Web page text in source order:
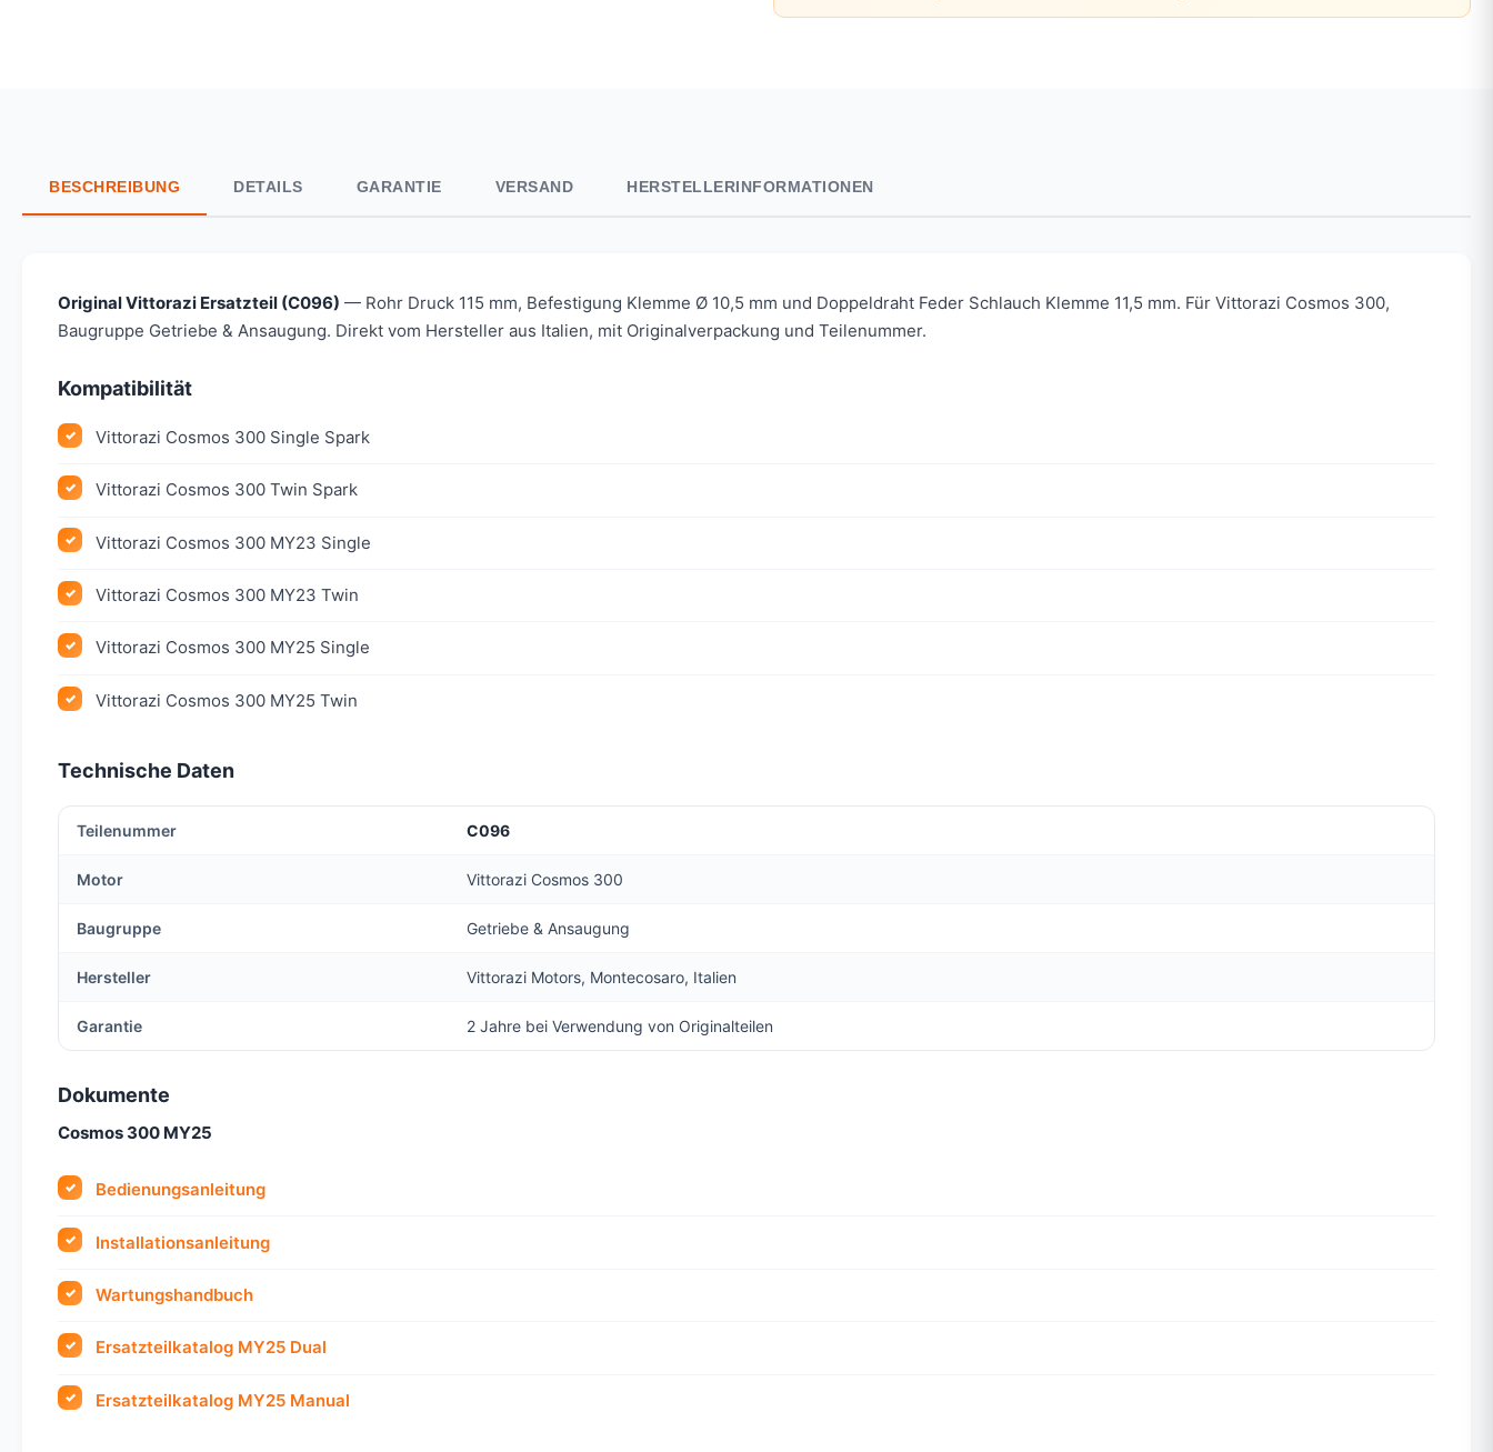
BESCHREIBUNG DETAILS GARANTIE VERSAND HERSTELLERINFORMATIONEN
Original Vittorazi Ersatzteil (C096) — Rohr Druck 115 mm, Befestigung Klemme Ø 10,5 mm und Doppeldraht Feder Schlauch Klemme 11,5 mm. Für Vittorazi Cosmos 300,
Baugruppe Getriebe & Ansaugung. Direkt vom Hersteller aus Italien, mit Originalverpackung und Teilenummer.
Kompatibilität
Vittorazi Cosmos 300 Single Spark
Vittorazi Cosmos 300 Twin Spark
Vittorazi Cosmos 300 MY23 Single
Vittorazi Cosmos 300 MY23 Twin
Vittorazi Cosmos 300 MY25 Single
Vittorazi Cosmos 300 MY25 Twin
Technische Daten
Teilenummer C096
Motor Vittorazi Cosmos 300
Baugruppe Getriebe & Ansaugung
Hersteller Vittorazi Motors, Montecosaro, Italien
Garantie 2 Jahre bei Verwendung von Originalteilen
Dokumente
Cosmos 300 MY25
Bedienungsanleitung
Installationsanleitung
Wartungshandbuch
Ersatzteilkatalog MY25 Dual
Ersatzteilkatalog MY25 Manual